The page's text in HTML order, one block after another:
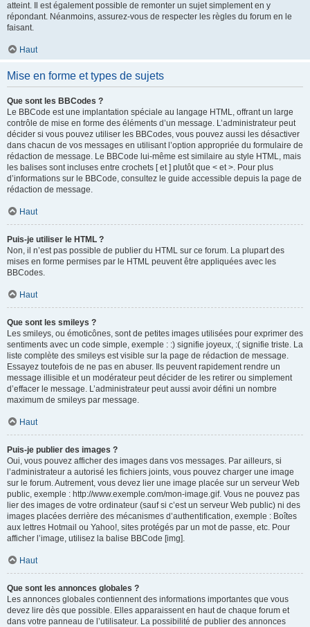
atteint. Il est également possible de remonter un sujet simplement en y
répondant. Néanmoins, assurez-vous de respecter les règles du forum en le
faisant.
Haut
Mise en forme et types de sujets
Que sont les BBCodes ?
Le BBCode est une implantation spéciale au langage HTML, offrant un large
contrôle de mise en forme des éléments d’un message. L’administrateur peut
décider si vous pouvez utiliser les BBCodes, vous pouvez aussi les désactiver
dans chacun de vos messages en utilisant l’option appropriée du formulaire de
rédaction de message. Le BBCode lui-même est similaire au style HTML, mais
les balises sont incluses entre crochets [ et ] plutôt que < et >. Pour plus
d’informations sur le BBCode, consultez le guide accessible depuis la page de
rédaction de message.
Haut
Puis-je utiliser le HTML ?
Non, il n’est pas possible de publier du HTML sur ce forum. La plupart des
mises en forme permises par le HTML peuvent être appliquées avec les
BBCodes.
Haut
Que sont les smileys ?
Les smileys, ou émoticônes, sont de petites images utilisées pour exprimer des
sentiments avec un code simple, exemple : :) signifie joyeux, :( signifie triste. La
liste complète des smileys est visible sur la page de rédaction de message.
Essayez toutefois de ne pas en abuser. Ils peuvent rapidement rendre un
message illisible et un modérateur peut décider de les retirer ou simplement
d’effacer le message. L’administrateur peut aussi avoir défini un nombre
maximum de smileys par message.
Haut
Puis-je publier des images ?
Oui, vous pouvez afficher des images dans vos messages. Par ailleurs, si
l’administrateur a autorisé les fichiers joints, vous pouvez charger une image
sur le forum. Autrement, vous devez lier une image placée sur un serveur Web
public, exemple : http://www.exemple.com/mon-image.gif. Vous ne pouvez pas
lier des images de votre ordinateur (sauf si c’est un serveur Web public) ni des
images placées derrière des mécanismes d’authentification, exemple : Boîtes
aux lettres Hotmail ou Yahoo!, sites protégés par un mot de passe, etc. Pour
afficher l’image, utilisez la balise BBCode [img].
Haut
Que sont les annonces globales ?
Les annonces globales contiennent des informations importantes que vous
devez lire dès que possible. Elles apparaissent en haut de chaque forum et
dans votre panneau de l’utilisateur. La possibilité de publier des annonces